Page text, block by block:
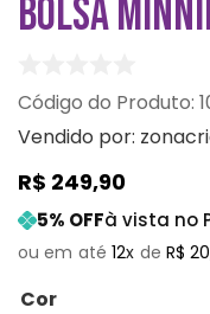
BOLSA
:
Vendido por:
R$ 249,90
5% OFFà vista no
12 R$ 20
Cor